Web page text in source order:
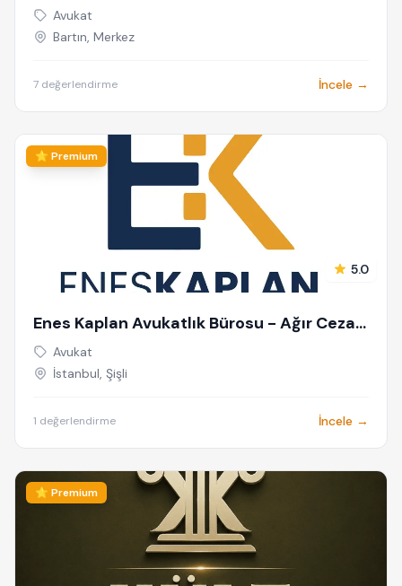
AVUKAT | HUKUK VE ARABULUCULUK
BÜROSU - AİLE, CEZA, İŞ HUKUKU,
Avukat
Bartın, Merkez
7 değerlendirme İncele →
⭐ Premium
5.0
Enes Kaplan Avukatlık Bürosu - Ağır Ceza
Avukatı İstanbul - Ceza Avukatı - Siber
Suçlar Avukatı - Dolandırıcılık Avukatı
Avukat
İstanbul, Şişli
1 değerlendirme İncele →
⭐ Premium